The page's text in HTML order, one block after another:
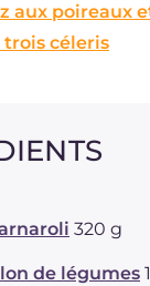
aux poireaux
trois céleris
320 g
de légumes